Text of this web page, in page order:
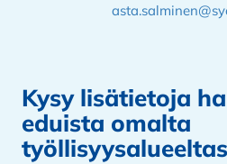
Kysy lisätietoja
eduista omalta